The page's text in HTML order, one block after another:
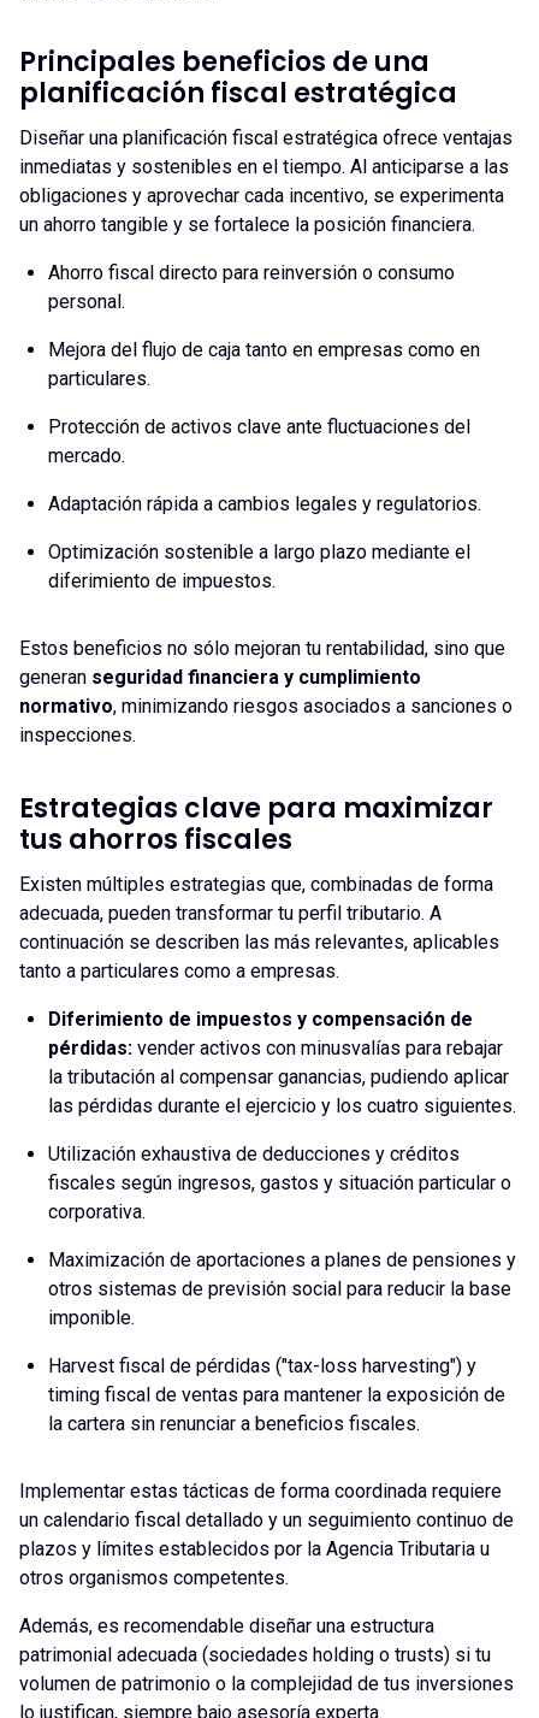
Principales beneficios de una
planificación fiscal estratégica
Diseñar una planificación fiscal estratégica ofrece ventajas
inmediatas y sostenibles en el tiempo. Al anticiparse a las
obligaciones y aprovechar cada incentivo, se experimenta
un ahorro tangible y se fortalece la posición financiera.
Ahorro fiscal directo para reinversión o consumo
personal.
Mejora del flujo de caja tanto en empresas como en
particulares.
Protección de activos clave ante fluctuaciones del
mercado.
Adaptación rápida a cambios legales y regulatorios.
Optimización sostenible a largo plazo mediante el
diferimiento de impuestos.
Estos beneficios no sólo mejoran tu rentabilidad, sino que
generan seguridad financiera y cumplimiento
normativo, minimizando riesgos asociados a sanciones o
inspecciones.
Estrategias clave para maximizar
tus ahorros fiscales
Existen múltiples estrategias que, combinadas de forma
adecuada, pueden transformar tu perfil tributario. A
continuación se describen las más relevantes, aplicables
tanto a particulares como a empresas.
Diferimiento de impuestos y compensación de
pérdidas: vender activos con minusvalías para rebajar
la tributación al compensar ganancias, pudiendo aplicar
las pérdidas durante el ejercicio y los cuatro siguientes.
Utilización exhaustiva de deducciones y créditos
fiscales según ingresos, gastos y situación particular o
corporativa.
Maximización de aportaciones a planes de pensiones y
otros sistemas de previsión social para reducir la base
imponible.
Harvest fiscal de pérdidas ("tax-loss harvesting") y
timing fiscal de ventas para mantener la exposición de
la cartera sin renunciar a beneficios fiscales.
Implementar estas tácticas de forma coordinada requiere
un calendario fiscal detallado y un seguimiento continuo de
plazos y límites establecidos por la Agencia Tributaria u
otros organismos competentes.
Además, es recomendable diseñar una estructura
patrimonial adecuada (sociedades holding o trusts) si tu
volumen de patrimonio o la complejidad de tus inversiones
lo justifican, siempre bajo asesoría experta.